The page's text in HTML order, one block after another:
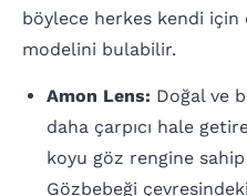
böylece herkes kendi için
modelini bulabilir.
Amon Lens: Doğal ve
daha çarpıcı hale
koyu göz rengine
Gözbebeği